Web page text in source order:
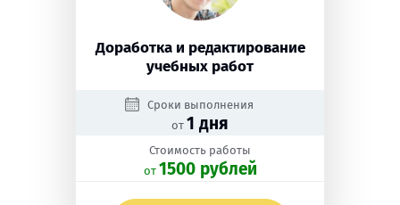
Доработка и редактирование
учебных работ
Сроки выполнения
от 1 дня
Стоимость работы
oт 1500 рублей